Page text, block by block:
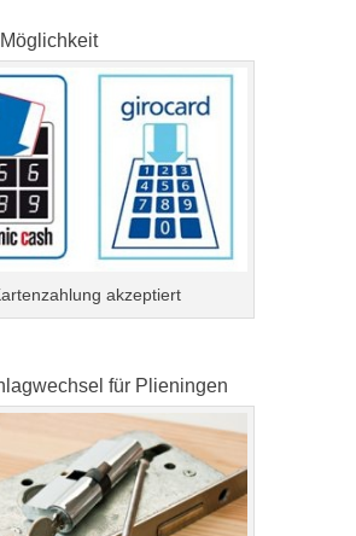
akzeptiert
für Plieningen